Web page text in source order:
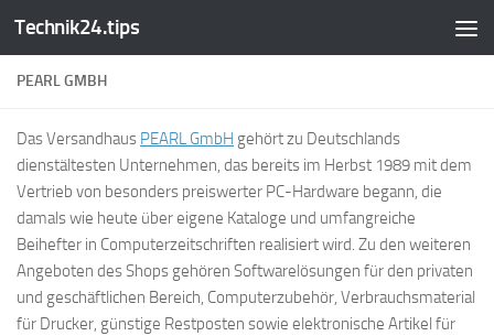
Zum Inhalt springen
Technik24.tips
PEARL GMBH
Das Versandhaus PEARL GmbH gehört zu Deutschlands
dienstältesten Unternehmen, das bereits im Herbst 1989 mit dem
Vertrieb von besonders preiswerter PC-Hardware begann, die
damals wie heute über eigene Kataloge und umfangreiche
Beihefter in Computerzeitschriften realisiert wird. Zu den weiteren
Angeboten des Shops gehören Softwarelösungen für den privaten
und geschäftlichen Bereich, Computerzubehör, Verbrauchsmaterial
für Drucker, günstige Restposten sowie elektronische Artikel für